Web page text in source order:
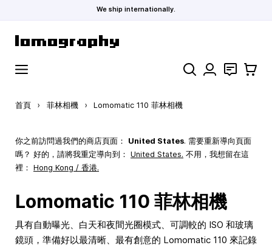
We ship internationally.
搜索 聯絡 購物車
首頁 › 菲林相機 › Lomomatic 110 菲林相機
你之前訪問過我們的商店頁面： United States. 需要重新導向頁面
嗎？ 好的，請將我重定導向到： United States. 不用，我想留在這
裡： Hong Kong / 香港.
Lomomatic 110 菲林相機
具有自動曝光、白天和夜間光圈模式、可調較的 ISO 和玻璃
鏡頭，準備好以最清晰、最有創意的 Lomomatic 110 來記錄